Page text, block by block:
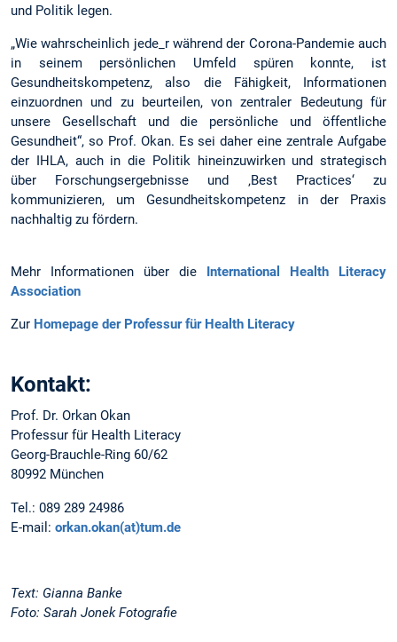
und Politik legen.
„Wie wahrscheinlich jede_r während der Corona-Pandemie auch
in seinem persönlichen Umfeld spüren konnte, ist
Gesundheitskompetenz, also die Fähigkeit, Informationen
einzuordnen und zu beurteilen, von zentraler Bedeutung für
unsere Gesellschaft und die persönliche und öffentliche
Gesundheit“, so Prof. Okan. Es sei daher eine zentrale Aufgabe
der IHLA, auch in die Politik hineinzuwirken und strategisch
über Forschungsergebnisse und ‚Best Practices‘ zu
kommunizieren, um Gesundheitskompetenz in der Praxis
nachhaltig zu fördern.
Mehr Informationen über die International Health Literacy
Association
Zur Homepage der Professur für Health Literacy
Kontakt:
Prof. Dr. Orkan Okan
Professur für Health Literacy
Georg-Brauchle-Ring 60/62
80992 München
Tel.: 089 289 24986
E-mail: orkan.okan(at)tum.de
Text: Gianna Banke
Foto: Sarah Jonek Fotografie